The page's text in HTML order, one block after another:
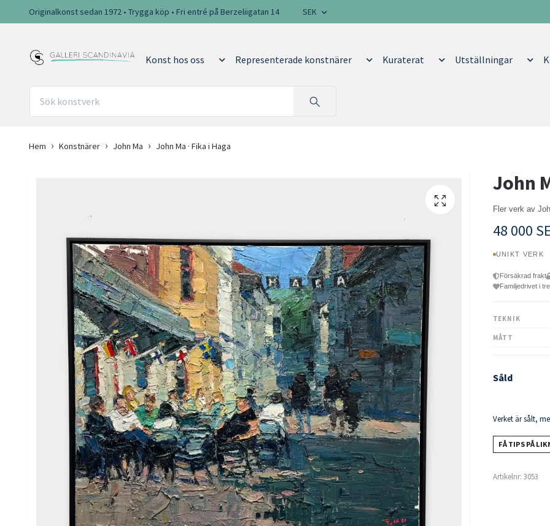
Originalkonst sedan 1972 • Trygga köp • Fri entré på Berzeliigatan 14 SEK
Konst hos oss Representerade konstnärer Kuraterat Utställningar
Hem Konstnärer John Ma John Ma · Fika i Haga
John
Fler verk av
48 000
UNIKT VERK
Försäkrad frakt
Familjedrivet i
TEKNIK
MÅTT
Såld
Verket är sålt,
FÅ TIPS PÅ
Artikelnr: 3053